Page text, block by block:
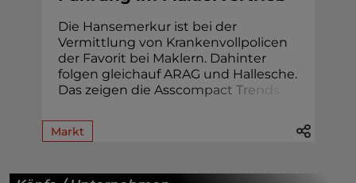
Die Hansemerkur ist bei der
Vermittlung von Krankenvollpolicen
der Favorit bei Maklern. Dahinter
folgen gleichauf ARAG und Hallesche.
Das zeigen die Asscompact Trend
Markt